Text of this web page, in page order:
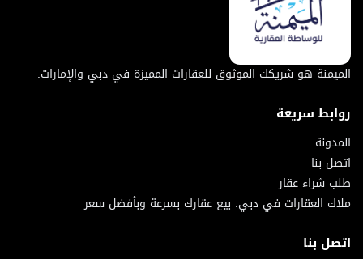
الميمنة هو شريكك الموثوق للعقارات المميزة في دبي والإمارات.
روابط سريعة
المدونة
اتصل بنا
طلب شراء عقار
ملاك العقارات في دبي: بيع عقارك بسرعة وبأفضل سعر
اتصل بنا